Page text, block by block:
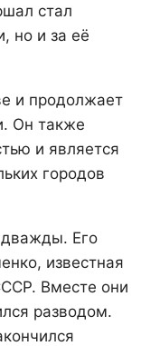
стал
но и за её
и продолжает
Он также
и является
городов
Его
известная
Вместе они
разводом.